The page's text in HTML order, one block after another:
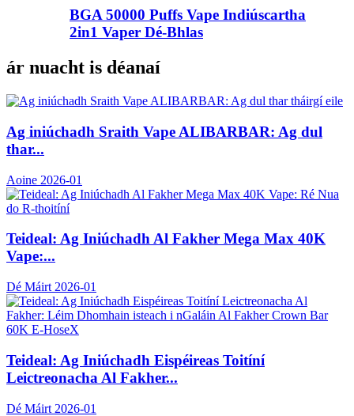
BGA 50000 Puffs Vape Indiúscartha
2in1 Vaper Dé-Bhlas
ár nuacht is déanaí
Ag iniúchadh Sraith Vape ALIBARBAR: Ag dul
thar...
Aoine 2026-01
Teideal: Ag Iniúchadh Al Fakher Mega Max 40K
Vape:...
Dé Máirt 2026-01
Teideal: Ag Iniúchadh Eispéireas Toitíní
Leictreonacha Al Fakher...
Dé Máirt 2026-01